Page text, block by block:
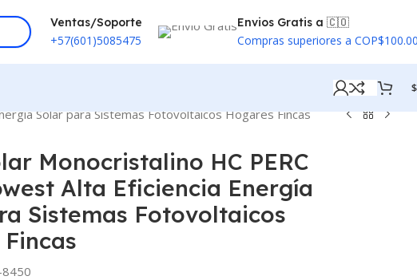
Ventas/Soporte
+57(601)5085475
Envios Gratis a 🇨🇴
Compras superiores a
$
Solar para Sistemas Fotovoltaicos Hogares Fincas
Monocristalino HC PERC
Alta Eficiencia Energía
Sistemas Fotovoltaicos
8450